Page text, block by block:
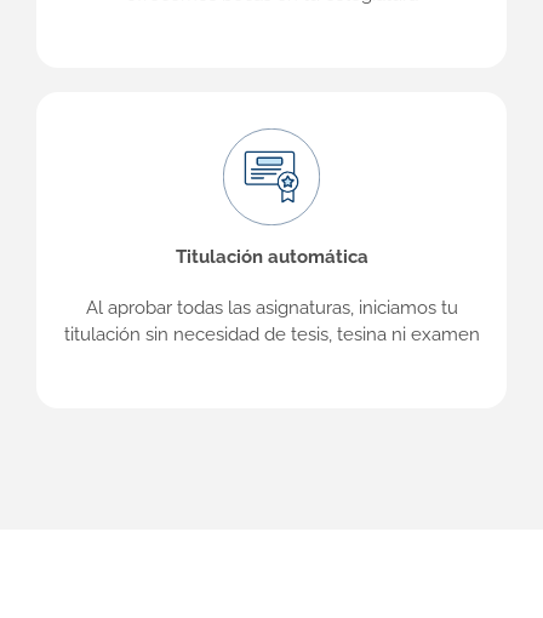
Titulación automática
Al aprobar todas las asignaturas, iniciamos tu
titulación sin necesidad de tesis, tesina ni examen